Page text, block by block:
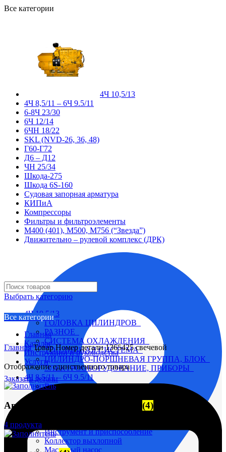
Все категории
4Ч 10,5/13
4Ч 8,5/11 – 6Ч 9.5/11
6-8Ч 23/30
6Ч 12/14
6ЧН 18/22
SKL (NVD-26, 36, 48)
Г60-Г72
Д6 – Д12
ЧН 25/34
Шкода-275
Шкода 6S-160
Судовая запорная арматура
КИПиА
Компрессоры
Фильтры и фильтроэлементы
М400 (401), М500, М756 (“Звезда”)
Движительно – рулевой комплекс (ДРК)
Выбрать категорию
4Ч 10,5/13
ГОЛОВКА ЦИЛИНДРОВ
РАЗНОЕ
СИСТЕМА ОХЛАЖДЕНИЯ
ТОПЛИВНАЯ СИСТЕМА
ЦИЛИНДРО-ПОРШНЕВАЯ ГРУППА, БЛОК
ЭЛЕКТРООБОРУДОВАНИЕ, ПРИБОРЫ
4Ч 8,5/11 – 6Ч 9.5/11
Вал коленчатый
Инструмент и приспособление
Коллектор выхлопной
Масляный насос
Все категории
Главная
Каталог
Инструкции и руководства
Услуги
Заказать детали
ГлавнаяТовар Номер детали1365425 свечевой
Отображение единственного товара
Автоматические выключатели (4)
4 продукта